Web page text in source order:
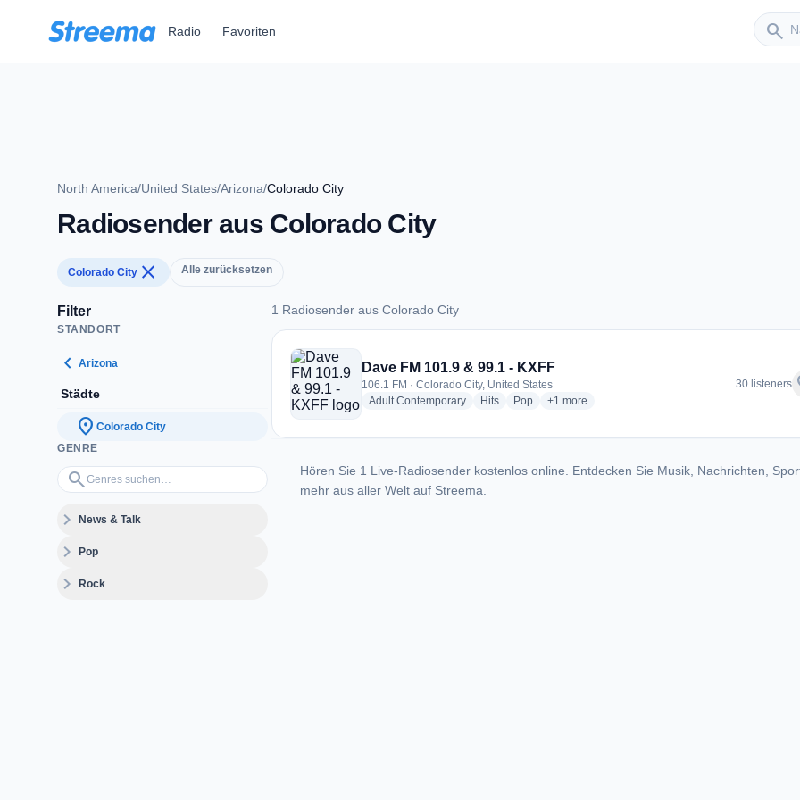
Radio Favoriten search
Sender
North America/United States/Arizona/Colorado City
Radiosender aus Colorado City
Colorado City close Alle zurücksetzen
Filter
STANDORT
chevron_left Arizona
Städte
location_on Colorado City
GENRE
search
Genres suchen…
expand_moreNews & Talk
expand_morePop
expand_moreRock
1 Radiosender aus Colorado City
1 Radiosender aus Colorado City
Dave FM 101.9 & 99.1 - KXFF
106.1 FM · Colorado City, United States
Adult Contemporaryradio stations
Hitsradio stations
Popradio stations
+1 more genres for Dave FM 101.9 & 99.1 - KXFF
more
30 listeners
Hören Sie 1 Live-Radiosender kostenlos online. Entdecken Sie Musik, Nachrichten,
mehr aus aller Welt auf Streema.